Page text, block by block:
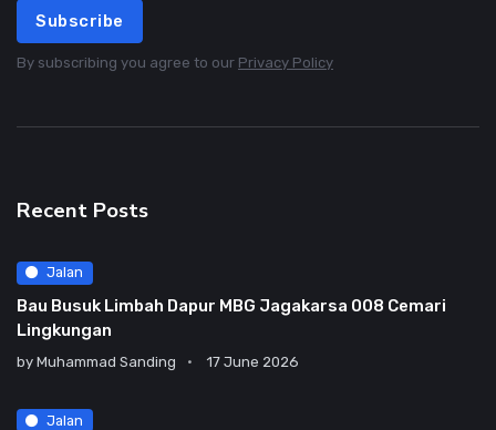
Subscribe
By subscribing you agree to our Privacy Policy
Recent Posts
Jalan
Bau Busuk Limbah Dapur MBG Jagakarsa 008 Cemari
Lingkungan
by Muhammad Sanding 17 June 2026
Jalan